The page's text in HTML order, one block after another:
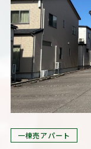
一棟売アパート